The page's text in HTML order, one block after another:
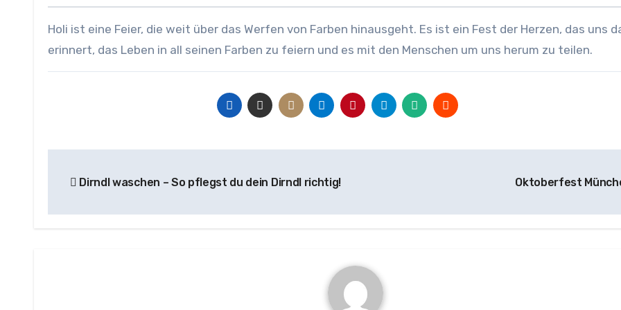
Holi ist eine Feier, die weit über das Werfen von Farben hinausgeht. Es ist ein Fest der Herzen, das uns
erinnert, das Leben in all seinen Farben zu feiern und es mit den Menschen um uns herum zu teilen.
Dirndl waschen – So pflegst du dein Dirndl richtig! Oktoberfest